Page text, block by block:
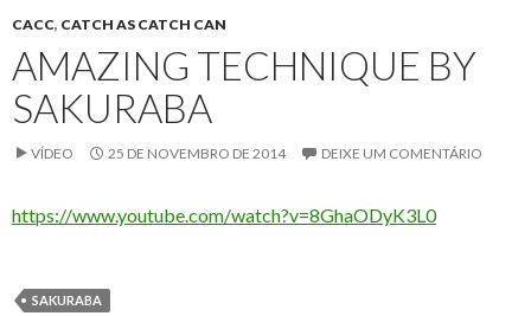
CACC, CATCH AS CATCH CAN
AMAZING TECHNIQUE BY
SAKURABA
VÍDEO 25 DE NOVEMBRO DE 2014 DEIXE UM COMENTÁRIO
https://www.youtube.com/watch?v=8GhaODyK3L0
SAKURABA